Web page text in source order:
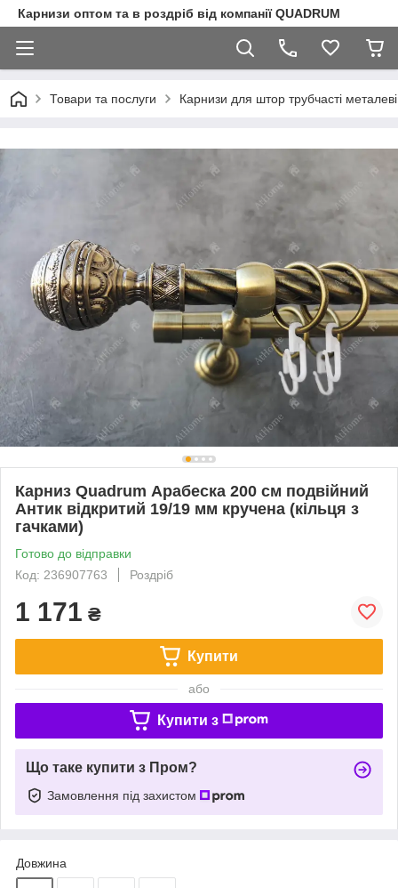
Карнизи оптом та в роздріб від компанії QUADRUM
Товари та послуги Карнизи для штор трубчасті металеві
Карниз Quadrum Арабеска 200 см подвійний
Антик відкритий 19/19 мм кручена (кільця з
гачками)
Готово до відправки
Код: 236907763
Роздріб
1 171 ₴
Купити
або
Купити з
Що таке купити з Пром?
Замовлення під захистом
Довжина